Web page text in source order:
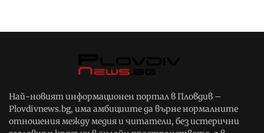
Най-новият информационен портал в Пловдив –
Plovdivnews.bg, има амбициите да върне нормалните
отношения между медия и читатели, без истерични